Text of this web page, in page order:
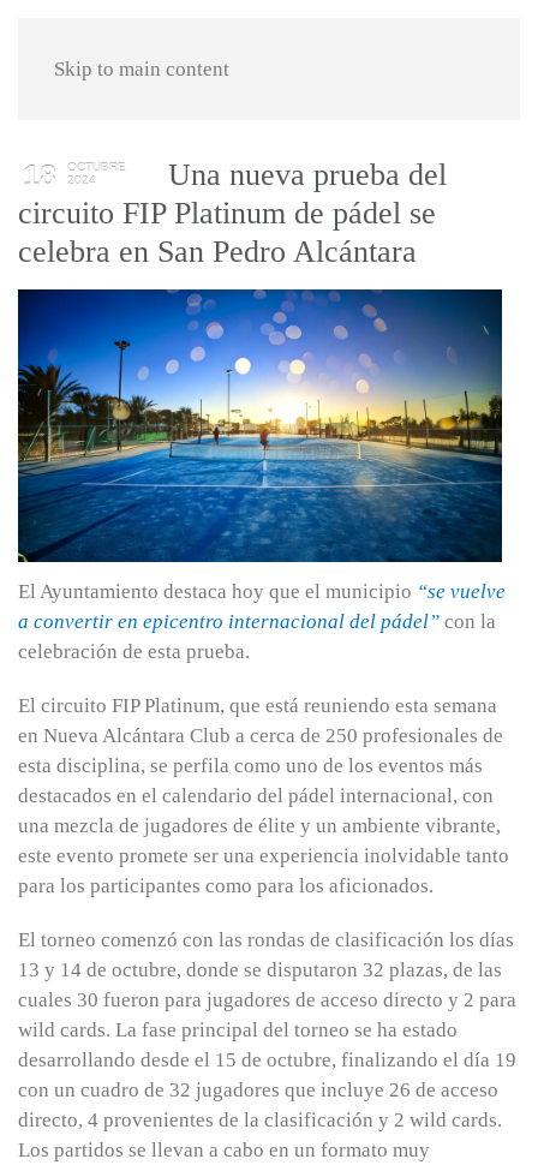
Skip to main content
18
OCTUBRE
2024
Una nueva prueba del
circuito FIP Platinum de pádel se
celebra en San Pedro Alcántara
El Ayuntamiento destaca hoy que el municipio “se vuelve
a convertir en epicentro internacional del pádel” con la
celebración de esta prueba.
El circuito FIP Platinum, que está reuniendo esta semana
en Nueva Alcántara Club a cerca de 250 profesionales de
esta disciplina, se perfila como uno de los eventos más
destacados en el calendario del pádel internacional, con
una mezcla de jugadores de élite y un ambiente vibrante,
este evento promete ser una experiencia inolvidable tanto
para los participantes como para los aficionados.
El torneo comenzó con las rondas de clasificación los días
13 y 14 de octubre, donde se disputaron 32 plazas, de las
cuales 30 fueron para jugadores de acceso directo y 2 para
wild cards. La fase principal del torneo se ha estado
desarrollando desde el 15 de octubre, finalizando el día 19
con un cuadro de 32 jugadores que incluye 26 de acceso
directo, 4 provenientes de la clasificación y 2 wild cards.
Los partidos se llevan a cabo en un formato muy